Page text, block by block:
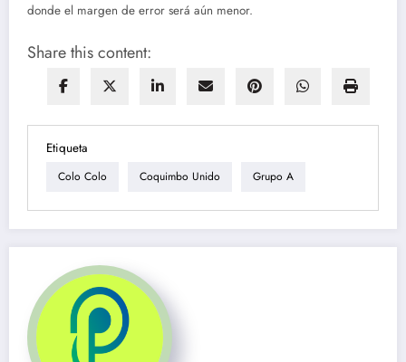
donde el margen de error será aún menor.
Share this content:
Etiqueta
Colo Colo Coquimbo Unido Grupo A